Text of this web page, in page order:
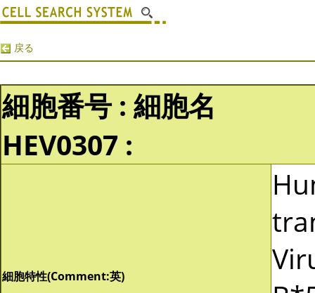
戻る
細胞番号 : 細胞名
HEV0307 :
細胞特性(Comment:英)